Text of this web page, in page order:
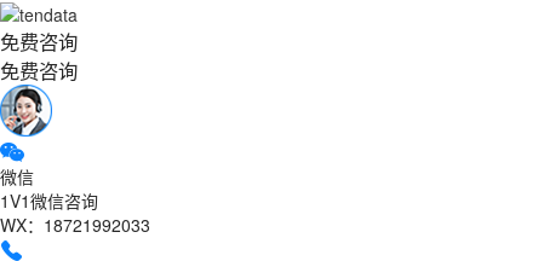
免费咨询
免费咨询
微信
1V1微信咨询
WX：18721992033